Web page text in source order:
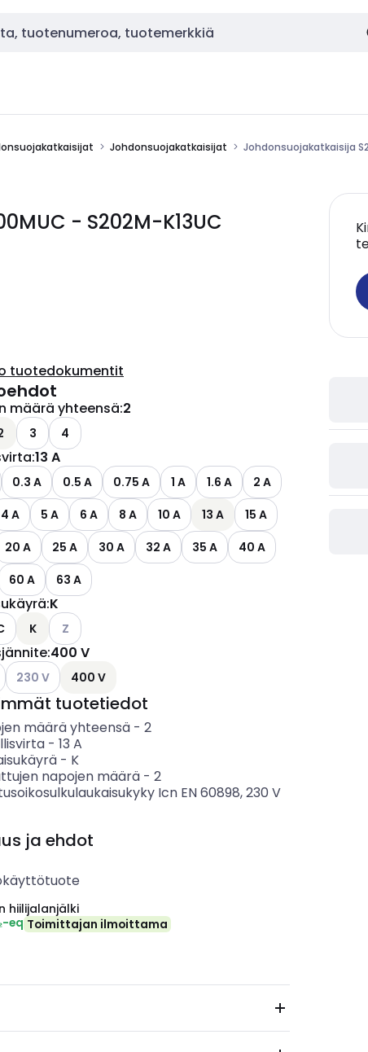
Johdonsuojakatkaisijat Johdonsuojakatkaisija
- S202M-K13UC
tuotedokumentit
määrä yhteensä:2
olevat vaihtoehdot
3 4
:13 A
0.3 A 0.5 A 0.75 A 1 A 1.6 A
2 A
4 A 5 A 6 A 8 A 10 A 13 A
15 A
20 A 25 A 30 A 32 A 35 A
40 A
60 A 63 A
:K
K Katso käytettävissä olevat vaihtoehdot
Z
:400 V
olevat vaihtoehdot
Katso käytettävissä olevat vaihtoehdot
230 V 400 V
tuotetiedot
määrä yhteensä- 2
- 13 A
- K
napojen määrä- 2
Icn EN 60898, 230 V
ja ehdot
hiilijalanjälki
eq Toimittajan ilmoittama